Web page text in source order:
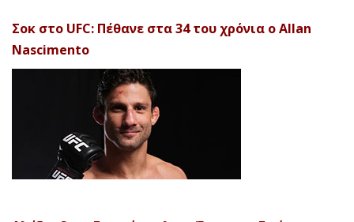
Σοκ στο UFC: Πέθανε στα 34 του χρόνια ο Allan
Nascimento